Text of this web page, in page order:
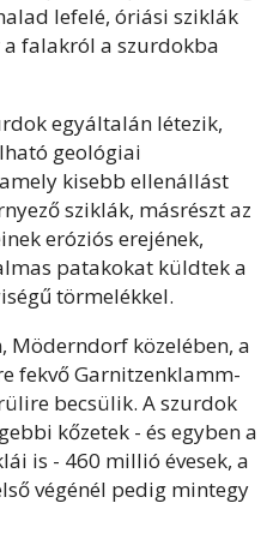
lefelé, óriási sziklák
falakról a szurdokba
egyáltalán létezik,
geológiai
kisebb ellenállást
sziklák, másrészt az
eróziós erejének,
patakokat küldtek a
törmelékkel.
közelében, a
fekvő Garnitzenklamm-
becsülik. A szurdok
kőzetek - és egyben a
is - 460 millió évesek, a
végénél pedig mintegy